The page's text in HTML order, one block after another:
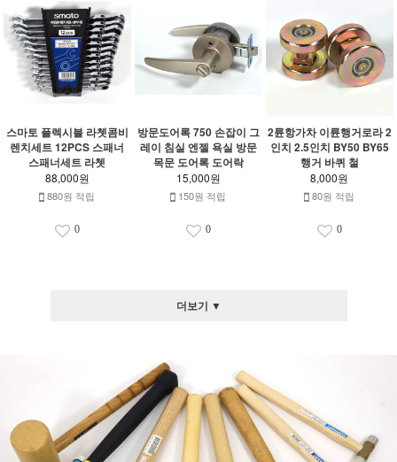
스마토 플렉시블 라쳇콤비
렌치세트 12PCS 스패너
스패너세트 라쳇
88,000원
880원 적립
0
방문도어록 750 손잡이 그
레이 침실 엔젤 욕실 방문
목문 도어록 도어락
15,000원
150원 적립
0
2륜항가차 이륜행거로라 2
인치 2.5인치 BY50 BY65
행거 바퀴 철
8,000원
80원 적립
0
더보기 ▼